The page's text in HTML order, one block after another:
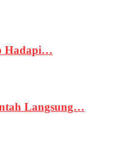
Hadapi…
Langsung…